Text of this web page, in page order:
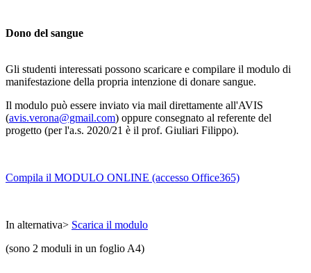
Dono del sangue
Gli studenti interessati possono scaricare e compilare il modulo di
manifestazione della propria intenzione di donare sangue.
Il modulo può essere inviato via mail direttamente all'AVIS
(avis.verona@gmail.com) oppure consegnato al referente del
progetto (per l'a.s. 2020/21 è il prof. Giuliari Filippo).
Compila il MODULO ONLINE (accesso Office365)
In alternativa> Scarica il modulo
(sono 2 moduli in un foglio A4)